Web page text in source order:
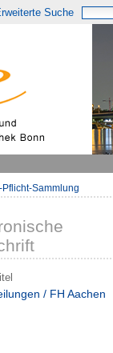
Suche
Pflicht-Sammlung
/ FH Aachen